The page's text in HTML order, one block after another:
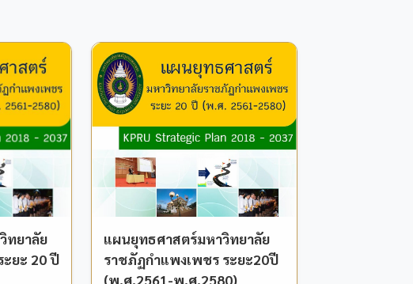
ทยาลัย
ยะ 20 ปี
แผนยุทธศาสตร์มหาวิทยาลัย
ราชภัฏกำแพงเพชร ระยะ20ปี
(พ.ศ.2561-พ.ศ.2580)